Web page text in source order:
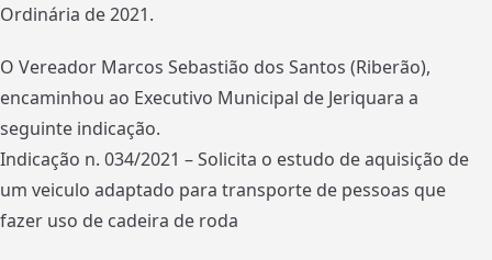
Ordinária de 2021.
O Vereador Marcos Sebastião dos Santos (Riberão),
encaminhou ao Executivo Municipal de Jeriquara a
seguinte indicação.
Indicação n. 034/2021 – Solicita o estudo de aquisição de
um veiculo adaptado para transporte de pessoas que
fazer uso de cadeira de roda